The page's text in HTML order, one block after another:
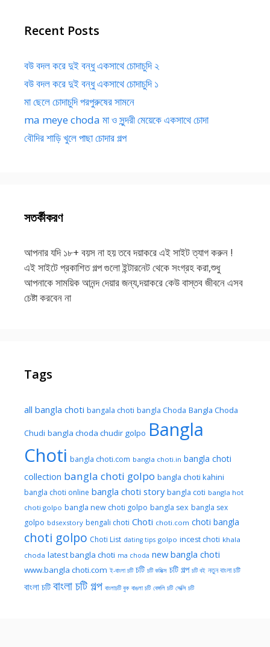
Recent Posts
বউ বদল করে দুই বন্ধু একসাথে চোদাচুদি ২
বউ বদল করে দুই বন্ধু একসাথে চোদাচুদি ১
মা ছেলে চোদাচুদি পরপুরুষের সামনে
ma meye choda মা ও সুন্দরী মেয়েকে একসাথে চোদা
বৌদির শাড়ি খুলে পাছা চোদার গল্প
সতর্কীকরণ
আপনার যদি ১৮+ বয়স না হয় তবে দয়াকরে এই সাইট ত্যাগ করুন !
এই সাইটে প্রকাশিত গল্প গুলো ইন্টারনেট থেকে সংগ্রহ করা,শুধু
আপনাকে সাময়িক আনন্দ দেয়ার জন্য,দয়াকরে কেউ বাস্তব জীবনে এসব
চেষ্টা করবেন না
Tags
all bangla choti bangala choti bangla Choda Bangla Choda
Chudi bangla choda chudir golpo Bangla
Choti bangla choti.com bangla choti.in bangla choti
collection bangla choti golpo bangla choti kahini
bangla choti online bangla choti story bangla coti bangla hot
choti golpo bangla new choti golpo bangla sex bangla sex
golpo bdsexstory bengali choti Choti choti.com choti bangla
choti golpo Choti List dating tips golpo incest choti khala
choda latest bangla choti ma choda new bangla choti
www.bangla choti.com ই-বাংলা চটি চটি চটি কমিক্স চটি গল্প চটি বই নতুন বাংলা চটি
বাংলা চটি বাংলা চটি গল্প বাংলাচটি বুক বাঙলা চটি বেঙ্গলি চটি সেক্সি চটি